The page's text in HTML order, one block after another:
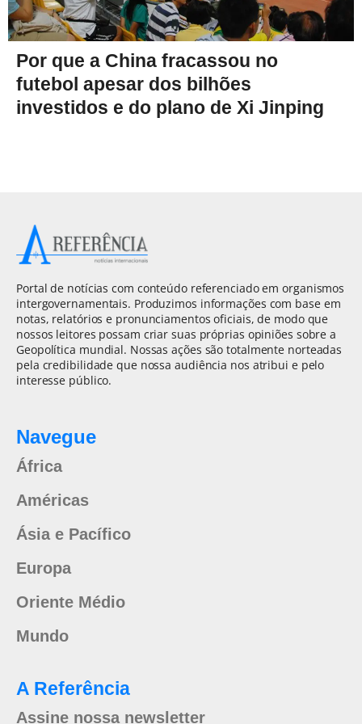
Por que a China fracassou no
futebol apesar dos bilhões
investidos e do plano de Xi Jinping
Portal de notícias com conteúdo referenciado em organismos
intergovernamentais. Produzimos informações com base em
notas, relatórios e pronunciamentos oficiais, de modo que
nossos leitores possam criar suas próprias opiniões sobre a
Geopolítica mundial. Nossas ações são totalmente norteadas
pela credibilidade que nossa audiência nos atribui e pelo
interesse público.
Navegue
África
Américas
Ásia e Pacífico
Europa
Oriente Médio
Mundo
A Referência
Assine nossa newsletter